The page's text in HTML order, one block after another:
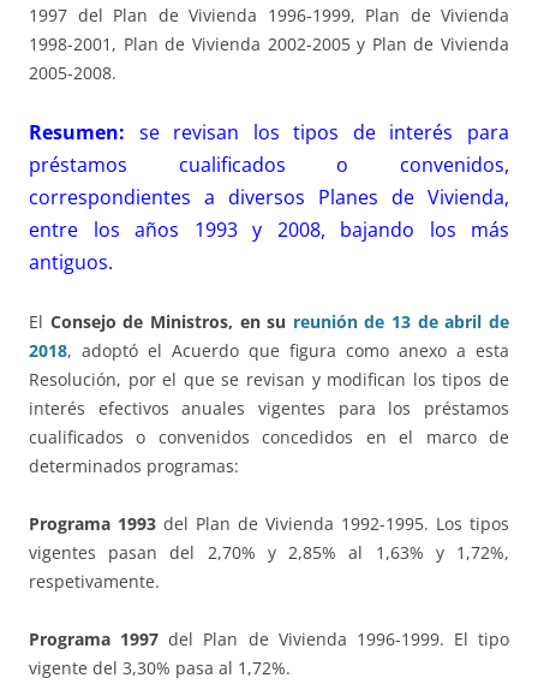
1997 del Plan de Vivienda 1996-1999, Plan de Vivienda
1998-2001, Plan de Vivienda 2002-2005 y Plan de Vivienda
2005-2008.
Resumen: se revisan los tipos de interés para
préstamos cualificados o convenidos,
correspondientes a diversos Planes de Vivienda,
entre los años 1993 y 2008, bajando los más
antiguos.
El Consejo de Ministros, en su reunión de 13 de abril de
2018, adoptó el Acuerdo que figura como anexo a esta
Resolución, por el que se revisan y modifican los tipos de
interés efectivos anuales vigentes para los préstamos
cualificados o convenidos concedidos en el marco de
determinados programas:
Programa 1993 del Plan de Vivienda 1992-1995. Los tipos
vigentes pasan del 2,70% y 2,85% al 1,63% y 1,72%,
respetivamente.
Programa 1997 del Plan de Vivienda 1996-1999. El tipo
vigente del 3,30% pasa al 1,72%.